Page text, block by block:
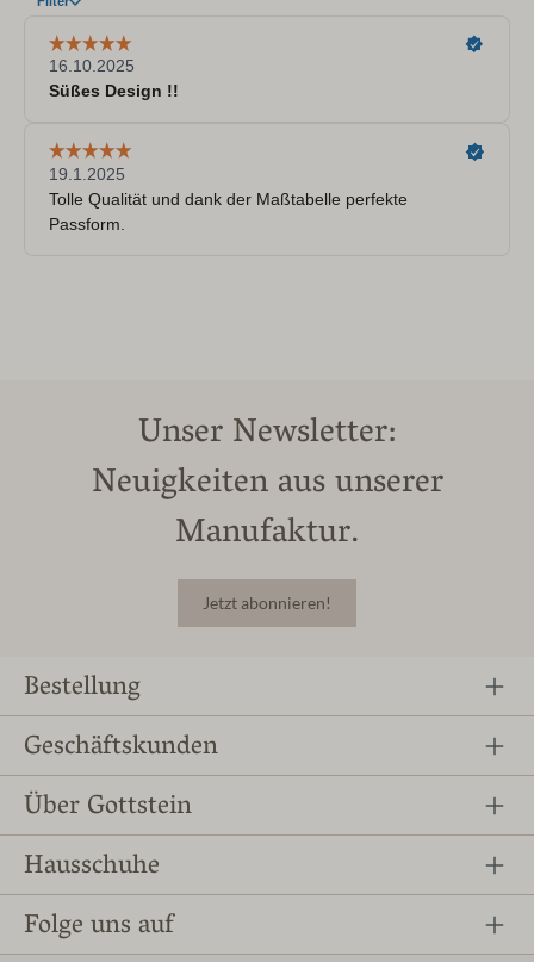
Unser Newsletter:
Neuigkeiten aus unserer
Manufaktur.
Jetzt abonnieren!
Bestellung
Geschäftskunden
Über Gottstein
Hausschuhe
Folge uns auf